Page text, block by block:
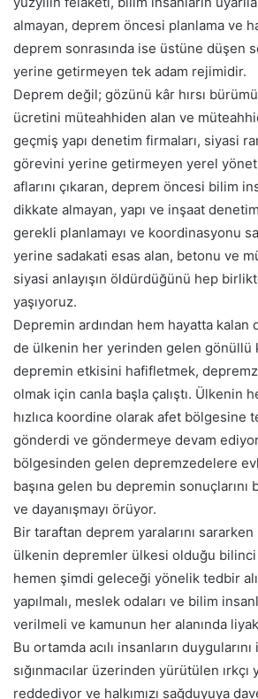
almayan, deprem öncesi planlama ve
deprem sonrasında ise üstüne düşen
yerine getirmeyen tek adam rejimidir.
Deprem değil; gözünü kâr hırsı
ücretini müteahhiden alan ve
geçmiş yapı denetim firmaları, siyasi
görevini yerine getirmeyen yerel
aflarını çıkaran, deprem öncesi bilim
dikkate almayan, yapı ve inşaat
gerekli planlamayı ve koordinasyonu
yerine sadakati esas alan, betonu ve
siyasi anlayışın öldürdüğünü hep
yaşıyoruz.
Depremin ardından hem hayatta
de ülkenin her yerinden gelen gönüllü
depremin etkisini hafifletmek,
olmak için canla başla çalıştı. Ülkenin
hızlıca koordine olarak afet bölgesine
gönderdi ve göndermeye devam
bölgesinden gelen depremzedelere
başına gelen bu depremin
ve dayanışmayı örüyor.
Bir taraftan deprem yaralarını
ülkenin depremler ülkesi olduğu bilinci
hemen şimdi geleceği yönelik tedbir
yapılmalı, meslek odaları ve bilim
verilmeli ve kamunun her alanında
Bu ortamda acılı insanların
sığınmacılar üzerinden yürütülen ırkçı
reddediyor ve halkımızı sağduyuya